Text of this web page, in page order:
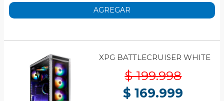
AGREGAR
XPG BATTLECRUISER WHITE
$ 199.998
$ 169.999